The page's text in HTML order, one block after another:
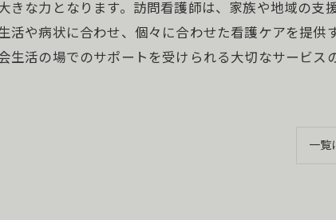
きな力となります。訪問看護師は、家族や地域の
活や病状に合わせ、個々に合わせた看護ケアを提供
生活の場でのサポートを受けられる大切なサービ
一覧